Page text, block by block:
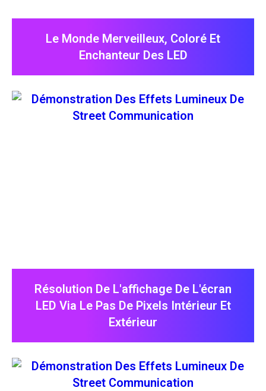
Le Monde Merveilleux, Coloré Et
Enchanteur Des LED
Résolution De L'affichage De L'écran
LED Via Le Pas De Pixels Intérieur Et
Extérieur